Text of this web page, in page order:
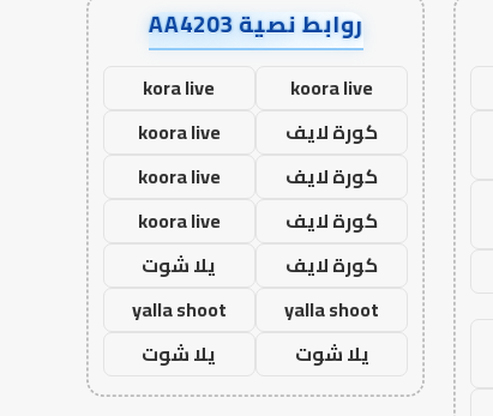
روابط نصية AA4203
koora live
kora live
كورة لايف
koora live
كورة لايف
koora live
كورة لايف
koora live
كورة لايف
يلا شوت
yalla shoot
yalla shoot
يلا شوت
يلا شوت